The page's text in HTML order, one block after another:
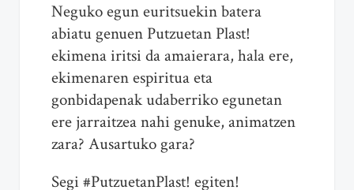
Neguko egun euritsuekin batera
abiatu genuen Putzuetan Plast!
ekimena iritsi da amaierara, hala ere,
ekimenaren espiritua eta
gonbidapenak udaberriko egunetan
ere jarraitzea nahi genuke, animatzen
zara? Ausartuko gara?
Segi #PutzuetanPlast! egiten!